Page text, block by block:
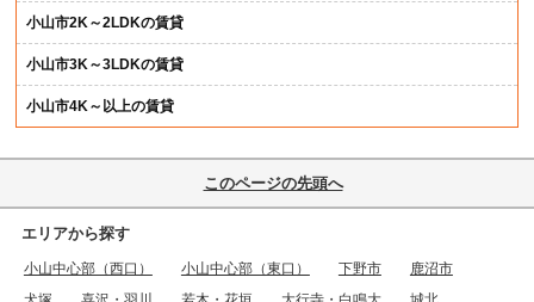
小山市2K～2LDKの賃貸
小山市3K～3LDKの賃貸
小山市4K～以上の賃貸
このページの先頭へ
エリアから探す
小山中心部（西口） 小山中心部（東口） 下野市
鹿沼市